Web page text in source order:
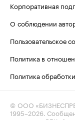
Корпоративная
О соблюдении
Пользовательское
Политика в
Политика
© ООО
1995–2026.